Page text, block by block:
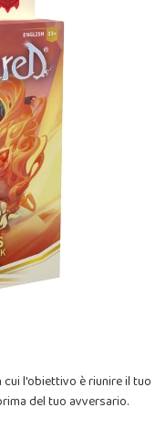
l'obiettivo è riunire il tuo
del tuo avversario.